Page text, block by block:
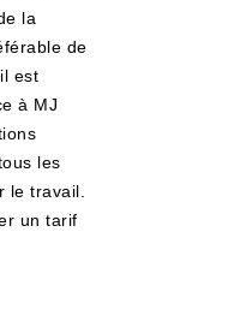
la
de
est
à MJ
les
le travail.
un tarif